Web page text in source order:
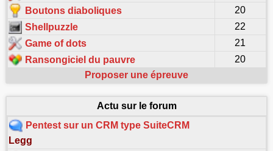
Boutons diaboliques
20
Shellpuzzle
22
Game of dots
21
Ransongiciel du pauvre
20
Proposer une épreuve
Actu sur le forum
Pentest sur un CRM type SuiteCRM
Legg